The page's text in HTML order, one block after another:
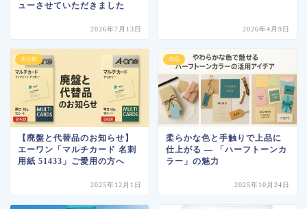
ューさせていただきました
2026年7月13日 2026年4月9日
未分類
【廃盤と代替品のお知らせ】
エーワン「マルチカード 名刺
用紙 51433」ご愛用の方へ
2025年12月1日
商品
柔らかな色と手触りで上品に
仕上がる ― 「ハーフトーンカ
ラー」の魅力
2025年10月24日